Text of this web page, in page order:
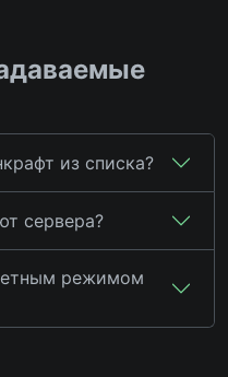
из списка?
сервера?
режимом